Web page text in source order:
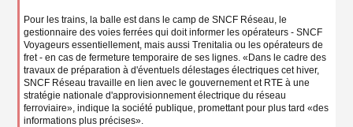
Pour les trains, la balle est dans le camp de SNCF Réseau, le
gestionnaire des voies ferrées qui doit informer les opérateurs - SNCF
Voyageurs essentiellement, mais aussi Trenitalia ou les opérateurs de
fret - en cas de fermeture temporaire de ses lignes. «Dans le cadre des
travaux de préparation à d'éventuels délestages électriques cet hiver,
SNCF Réseau travaille en lien avec le gouvernement et RTE à une
stratégie nationale d'approvisionnement électrique du réseau
ferroviaire», indique la société publique, promettant pour plus tard «des
informations plus précises».